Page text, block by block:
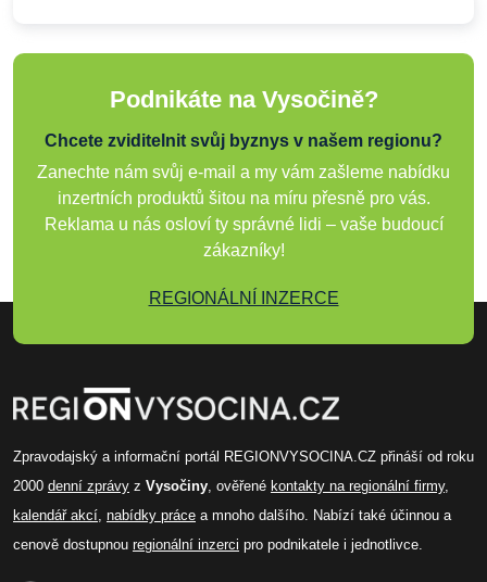
Podnikáte na Vysočině?
Chcete zviditelnit svůj byznys v našem regionu?
Zanechte nám svůj e-mail a my vám zašleme nabídku
inzertních produktů šitou na míru přesně pro vás.
Reklama u nás osloví ty správné lidi – vaše budoucí
zákazníky!
REGIONÁLNÍ INZERCE
Zpravodajský a informační portál REGIONVYSOCINA.CZ přináší od roku
2000 denní zprávy z Vysočiny , ověřené kontakty na regionální firmy,
kalendář akcí nabídky práce a mnoho dalšího. Nabízí také účinnou a
cenově dostupnou regionální inzerci pro podnikatele i jednotlivce.